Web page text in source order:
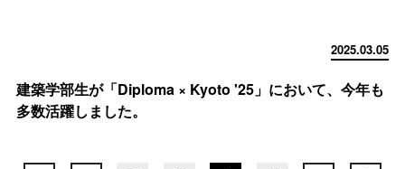
2025.03.05
建築学部生が「Diploma × Kyoto '25」において、今年も
多数活躍しました。